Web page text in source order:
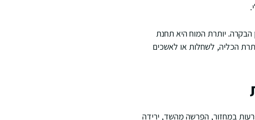
הבקרה. יותרת המוח היא תחנת
הכליה, לשחלות או לאשכים
במחזור, הפרשה מהשד, ירידה